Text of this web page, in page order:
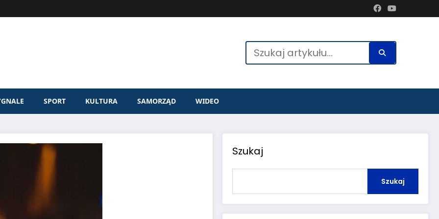
SPORT KULTURA SAMORZĄD WIDEO
Szukaj
Szukaj